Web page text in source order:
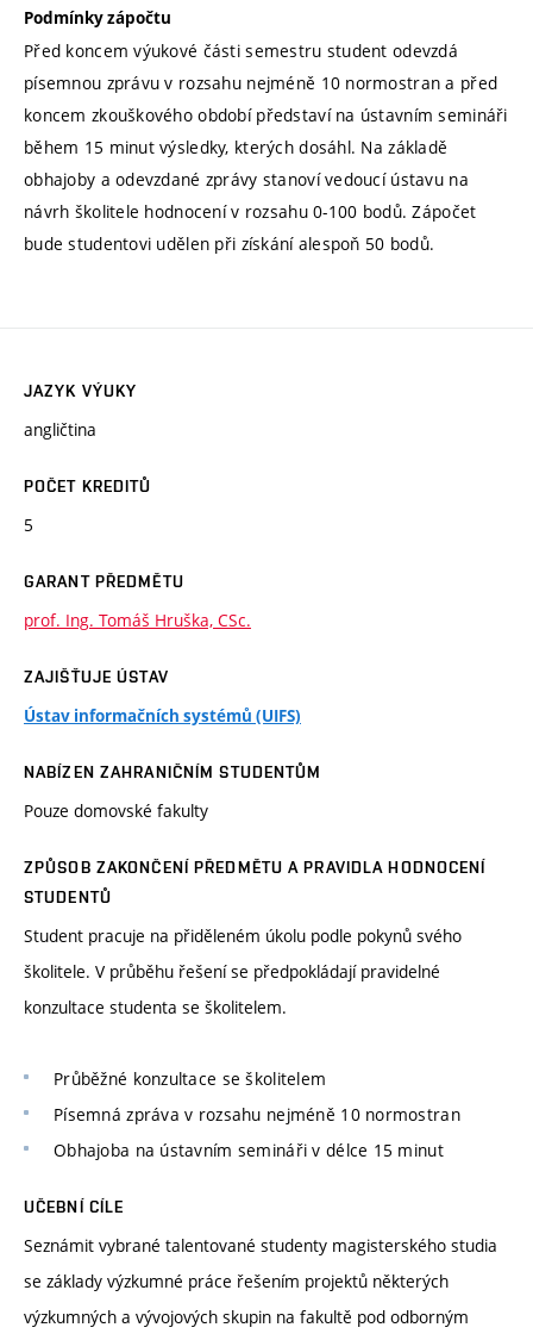
Podmínky zápočtu
Před koncem výukové části semestru student odevzdá
písemnou zprávu v rozsahu nejméně 10 normostran a před
koncem zkouškového období představí na ústavním semináři
během 15 minut výsledky, kterých dosáhl. Na základě
obhajoby a odevzdané zprávy stanoví vedoucí ústavu na
návrh školitele hodnocení v rozsahu 0-100 bodů. Zápočet
bude studentovi udělen při získání alespoň 50 bodů.
JAZYK VÝUKY
angličtina
POČET KREDITŮ
5
GARANT PŘEDMĚTU
prof. Ing. Tomáš Hruška, CSc.
ZAJIŠŤUJE ÚSTAV
Ústav informačních systémů (UIFS)
NABÍZEN ZAHRANIČNÍM STUDENTŮM
Pouze domovské fakulty
ZPŮSOB ZAKONČENÍ PŘEDMĚTU A PRAVIDLA HODNOCENÍ
STUDENTŮ
Student pracuje na přiděleném úkolu podle pokynů svého
školitele. V průběhu řešení se předpokládají pravidelné
konzultace studenta se školitelem.
Průběžné konzultace se školitelem
Písemná zpráva v rozsahu nejméně 10 normostran
Obhajoba na ústavním semináři v délce 15 minut
UČEBNÍ CÍLE
Seznámit vybrané talentované studenty magisterského studia
se základy výzkumné práce řešením projektů některých
výzkumných a vývojových skupin na fakultě pod odborným